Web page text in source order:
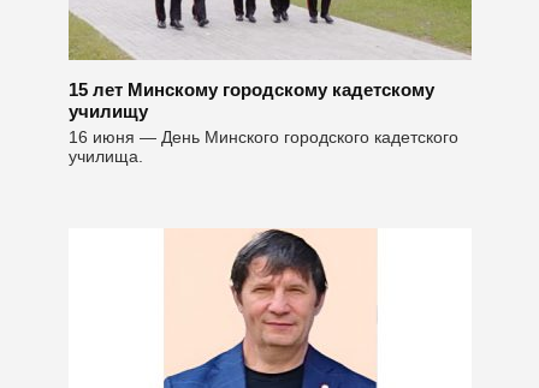
15 лет Минскому городскому кадетскому
училищу
16 июня — День Минского городского кадетского
училища.